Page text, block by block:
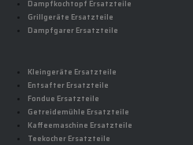
Dampfkochtopf Ersatzteile
Grillgeräte Ersatzteile
Dampfgarer Ersatzteile
Kleingeräte Ersatzteile
Entsafter Ersatzteile
Fondue Ersatzteile
Getreidemühle Ersatzteile
Kaffeemaschine Ersatzteile
Teekocher Ersatzteile